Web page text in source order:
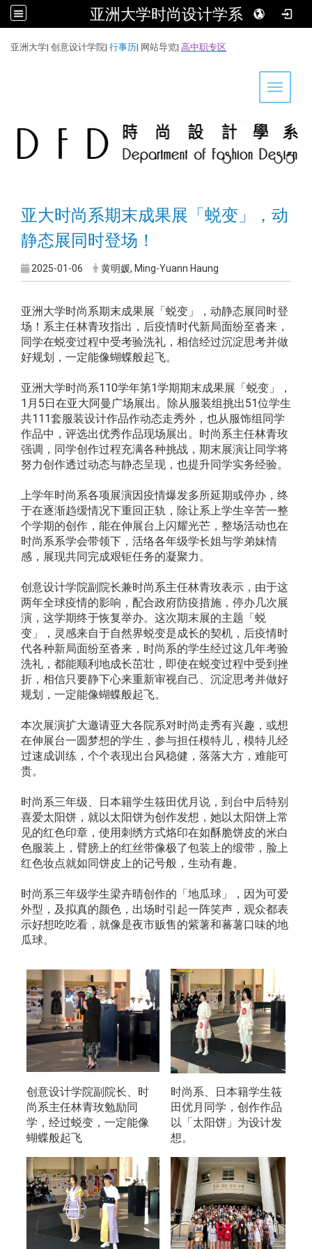
亚洲大学时尚设计学系
亚洲大学| 创意设计学院| 行事历| 网站导览| 高中职专区
Toggle
亚大时尚系期末成果展「蜕变」，动
静态展同时登场！
2025-01-06 黄明媛, Ming-Yuann Haung
亚洲大学时尚系期末成果展「蜕变」，动静态展同时登
场！系主任林青玫指出，后疫情时代新局面纷至沓来，
同学在蜕变过程中受考验洗礼，相信经过沉淀思考并做
好规划，一定能像蝴蝶般起飞。
亚洲大学时尚系110学年第1学期期末成果展「蜕变」，
1月5日在亚大阿曼广场展出。除从服装组挑出51位学生
共111套服装设计作品作动态走秀外，也从服饰组同学
作品中，评选出优秀作品现场展出。时尚系主任林青玫
强调，同学创作过程充满各种挑战，期末展演让同学将
努力创作透过动态与静态呈现，也提升同学实务经验。
上学年时尚系各项展演因疫情爆发多所延期或停办，终
于在逐渐趋缓情况下重回正轨，除让系上学生辛苦一整
个学期的创作，能在伸展台上闪耀光芒，整场活动也在
时尚系系学会带领下，活络各年级学长姐与学弟妹情
感，展现共同完成艰钜任务的凝聚力。
创意设计学院副院长兼时尚系主任林青玫表示，由于这
两年全球疫情的影响，配合政府防疫措施，停办几次展
演，这学期终于恢复举办。这次期末展的主题「蜕
变」，灵感来自于自然界蜕变是成长的契机，后疫情时
代各种新局面纷至沓来，时尚系的学生经过这几年考验
洗礼，都能顺利地成长茁壮，即使在蜕变过程中受到挫
折，相信只要静下心来重新审视自己、沉淀思考并做好
规划，一定能像蝴蝶般起飞。
本次展演扩大邀请亚大各院系对时尚走秀有兴趣，或想
在伸展台一圆梦想的学生，参与担任模特儿，模特儿经
过速成训练，个个表现出台风稳健，落落大方，难能可
贵。
时尚系三年级、日本籍学生筱田优月说，到台中后特别
喜爱太阳饼，就以太阳饼为创作发想，她以太阳饼上常
见的红色印章，使用刺绣方式烙印在如酥脆饼皮的米白
色服装上，臂膀上的红丝带像极了包装上的缎带，脸上
红色妆点就如同饼皮上的记号般，生动有趣。
时尚系三年级学生梁卉晴创作的「地瓜球」，因为可爱
外型，及拟真的颜色，出场时引起一阵笑声，观众都表
示好想吃吃看，就像是夜市贩售的紫薯和蕃薯口味的地
瓜球。
创意设计学院副院长、时
尚系主任林青玫勉励同
学，经过蜕变，一定能像
蝴蝶般起飞
时尚系、日本籍学生筱
田优月同学，创作作品
以「太阳饼」为设计发
想。